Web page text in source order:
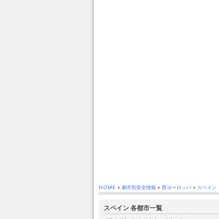
HOME › 都市別安全情報 › 西ヨーロッパ › スペイン
スペイン 各都市一覧